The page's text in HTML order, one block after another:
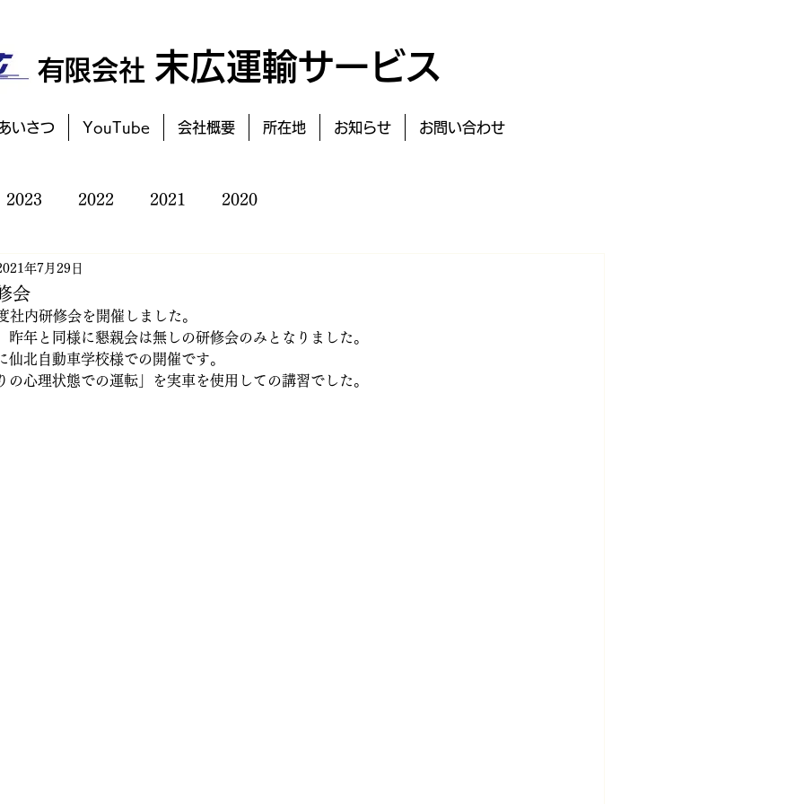
有限会社 末広運輸サービス
いさつ YouTube 会社概要 所在地 お知らせ お問い合わせ
2023 2022 2021 2020
会
年7月29日
内研修会を開催しました。
昨年と同様に懇親会は無しの研修会のみとなりました。
仙北自動車学校様での開催です。
の心理状態での運転」を実車を使用しての講習でした。